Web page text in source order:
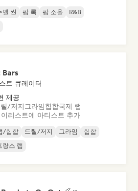
벨 씬 팝 록 팝 소울
R&B
Bars
트 큐레이터
제공
릴/저지 그라임힙합국제 랩
리스트에 아티스트 추가
/힙합 드릴/저지 그라임
힙합
랑스 랩